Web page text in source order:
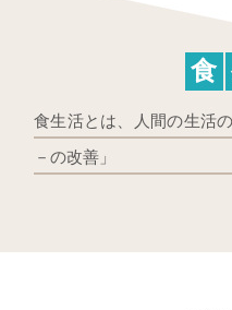
食
食生活とは、人間の生活
－の改善」